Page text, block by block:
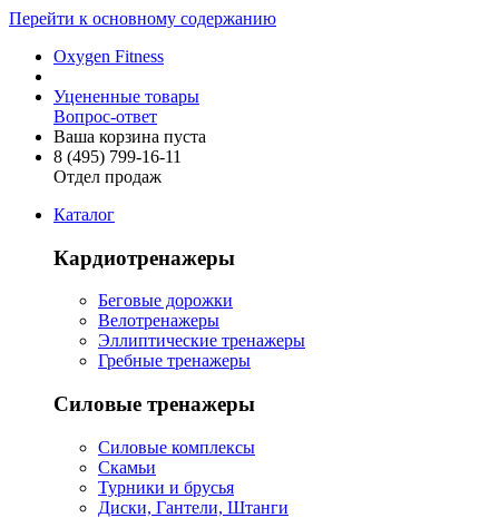
Перейти к основному содержанию
Oxygen Fitness
Уцененные товары
Вопрос-ответ
Ваша корзина пуста
8 (495) 799-16-11
Отдел продаж
Каталог
Кардиотренажеры
Беговые дорожки
Велотренажеры
Эллиптические тренажеры
Гребные тренажеры
Силовые тренажеры
Силовые комплексы
Скамьи
Турники и брусья
Диски, Гантели, Штанги